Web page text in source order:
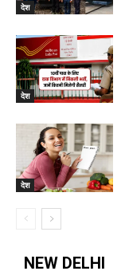
देश
देश
देश
NEW DELHI